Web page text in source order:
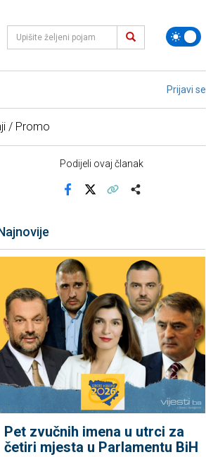
Prijavi se
/ Promo
Podijeli ovaj članak
Pet zvučnih imena u utrci za
četiri mjesta u Parlamentu BiH